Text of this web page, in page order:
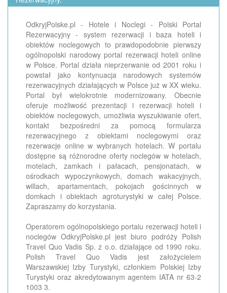
OdkryjPolske.pl - Hotele i Noclegi - Polski Portal
Rezerwacyjny - system rezerwacji i baza hoteli i
obiektów noclegowych to prawdopodobnie pierwszy
ogólnopolski narodowy portal rezerwacji hoteli online
w Polsce. Portal działa nieprzerwanie od 2001 roku i
powstał jako kontynuacja narodowych systemów
rezerwacyjnych działających w Polsce już w XX wieku.
Portal był wielokrotnie modernizowany. Obecnie
oferuje możliwość prezentacji i rezerwacji hoteli i
obiektów noclegowych, umożliwia wyszukiwanie ofert,
kontakt bezpośredni za pomocą formularza
rezerwacyjnego z obiektami noclegowymi oraz
rezerwacje online w wybranych hotelach. W portalu
dostępne są różnorodne oferty noclegów w hotelach,
motelach, zamkach i pałacach, pensjonatach, w
ośrodkach wypoczynkowych, domach wakacyjnych,
willach, apartamentach, pokojach gościnnych w
domkach i obiektach agroturystyki w całej Polsce.
Zapraszamy do korzystania.
Operatorem ogólnopolskiego portalu rezerwacji hoteli i
noclegów OdkryjPolske.pl jest biuro podróży Polish
Travel Quo Vadis Sp. z o.o. działające od 1990 roku.
Polish Travel Quo Vadis jest założycielem
Warszawskiej Izby Turystyki, członkiem Polskiej Izby
Turystyki oraz akredytowanym agentem IATA nr 63-2
1003 3.